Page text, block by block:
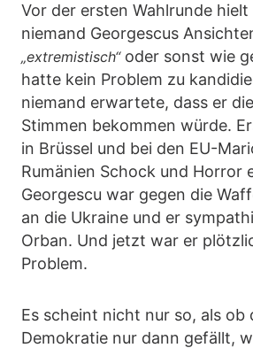
Vor der ersten Wahlrunde
niemand Georgescus
„extremistisch“oder sonst wie
hatte kein Problem zu
niemand erwartete, dass er
Stimmen bekommen würde.
in Brüssel und bei den EU-
Rumänien Schock und Horror
Georgescu war gegen die
an die Ukraine und er
Orban. Und jetzt war er
Problem.
Es scheint nicht nur so, als ob
Demokratie nur dann gefällt,